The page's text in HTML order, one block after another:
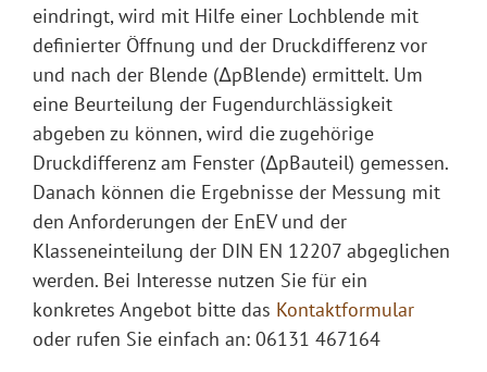
eindringt, wird mit Hilfe einer Lochblende mit
definierter Öffnung und der Druckdifferenz vor
und nach der Blende (ΔpBlende) ermittelt. Um
eine Beurteilung der Fugendurchlässigkeit
abgeben zu können, wird die zugehörige
Druckdifferenz am Fenster (ΔpBauteil) gemessen.
Danach können die Ergebnisse der Messung mit
den Anforderungen der EnEV und der
Klasseneinteilung der DIN EN 12207 abgeglichen
werden. Bei Interesse nutzen Sie für ein
konkretes Angebot bitte das Kontaktformular
oder rufen Sie einfach an: 06131 467164